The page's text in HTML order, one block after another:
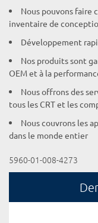
Nous pouvons faire
inventaire de
Développement
Nos produits sont
OEM et à la
Nous offrons des
tous les CRT et les
Nous couvrons les
dans le monde entier
5960-01-008-4273